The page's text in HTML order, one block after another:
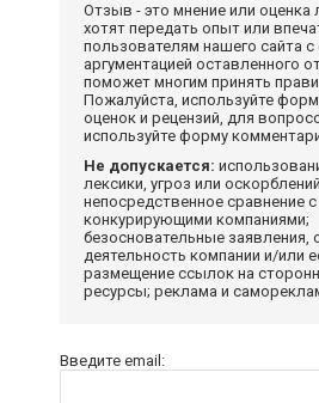
Отзыв - это мнение или
хотят передать опыт или
пользователям нашего сайта с
аргументацией оставленного
поможет многим принять
Пожалуйста, используйте
оценок и рецензий, для
используйте форму
Не допускается:
лексики, угроз или
непосредственное сравнение с
конкурирующими компаниями;
безосновательные
деятельность компании и/или
размещение ссылок на
ресурсы; реклама и
Введите email: